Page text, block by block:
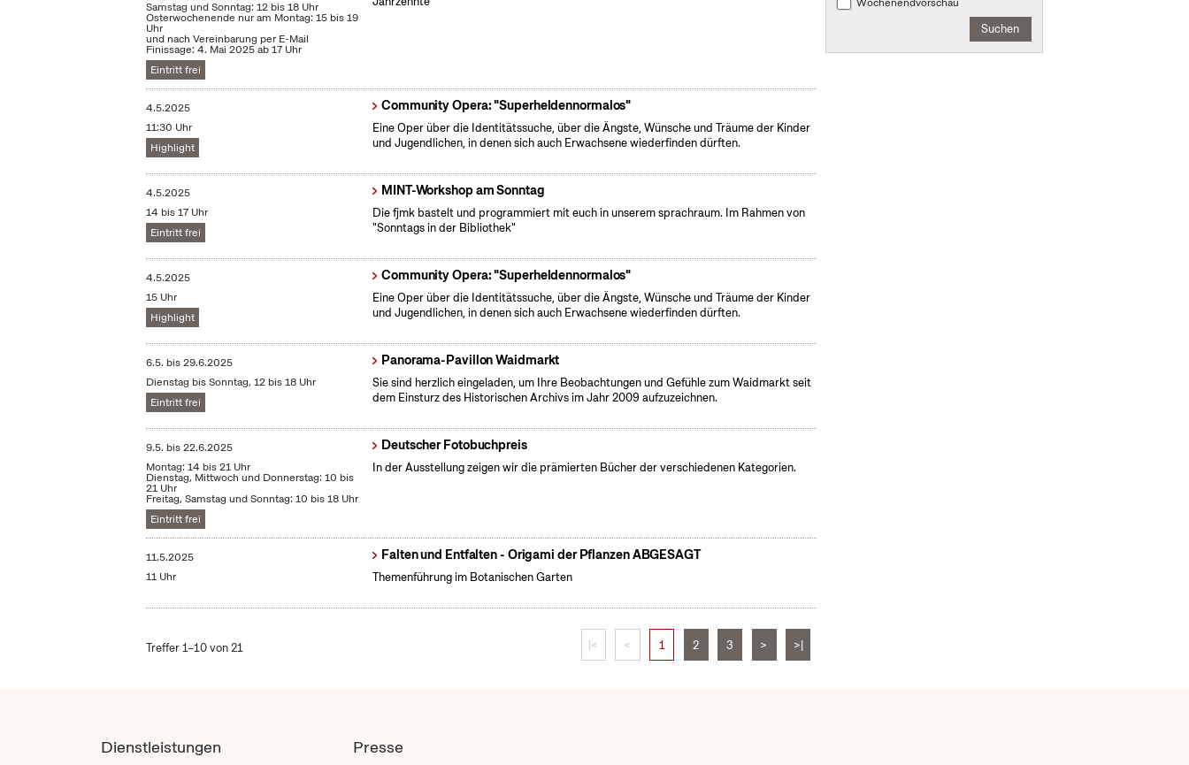
Samstag und Sonntag: 12 bis 18 Uhr
Osterwochenende nur am Montag: 15 bis 19
Uhr
und nach Vereinbarung per E-Mail
Finissage: 4. Mai 2025 ab 17 Uhr
Eintritt frei
4.5.2025
11:30 Uhr
Highlight
Community Opera: "Superheldennormalos"
Eine Oper über die Identitätssuche, über die Ängste, Wünsche und Träume der Kinder
und Jugendlichen, in denen sich auch Erwachsene wiederfinden dürften.
4.5.2025
14 bis 17 Uhr
Eintritt frei
MINT-Workshop am Sonntag
Die fjmk bastelt und programmiert mit euch in unserem sprachraum. Im Rahmen von
"Sonntags in der Bibliothek"
4.5.2025
15 Uhr
Highlight
Community Opera: "Superheldennormalos"
Eine Oper über die Identitätssuche, über die Ängste, Wünsche und Träume der Kinder
und Jugendlichen, in denen sich auch Erwachsene wiederfinden dürften.
6.5. bis29.6.2025
Dienstag bis Sonntag, 12 bis 18 Uhr
Eintritt frei
Panorama-Pavillon Waidmarkt
Sie sind herzlich eingeladen, um Ihre Beobachtungen und Gefühle zum Waidmarkt seit
dem Einsturz des Historischen Archivs im Jahr 2009 aufzuzeichnen.
9.5. bis22.6.2025
Montag: 14 bis 21 Uhr
Dienstag, Mittwoch und Donnerstag: 10 bis
21 Uhr
Freitag, Samstag und Sonntag: 10 bis 18 Uhr
Eintritt frei
Deutscher Fotobuchpreis
In der Ausstellung zeigen wir die prämierten Bücher der verschiedenen Kategorien.
11.5.2025
11 Uhr
Falten und Entfalten - Origami der Pflanzen ABGESAGT
Themenführung im Botanischen Garten
Treffer 1–10 von 21 |< < 1 2 3 > >|
Suchen
Dienstleistungen Presse